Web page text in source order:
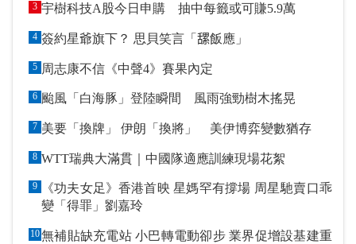
3 宇樹科技A股今日申購 抽中每籤或可賺5.9萬
4 簽約星爺旗下？ 思貝笑言「𦧲飯應」
5 周志康不信《中聲4》賽果內定
6 颱風「白海豚」登陸瞬間 風雨強勁樹木搖晃
7 美要「換牌」 伊朗「換將」 美伊博弈變數猶存
8 WTT瑞典大滿貫｜中國隊適應訓練現場花絮
9
《功夫女足》香港首映 星媽罕有撐場 周星馳賣口乖
變「得罪」劉嘉玲
10無補貼缺充電站 小巴轉電動卻步 業界促增設基建重